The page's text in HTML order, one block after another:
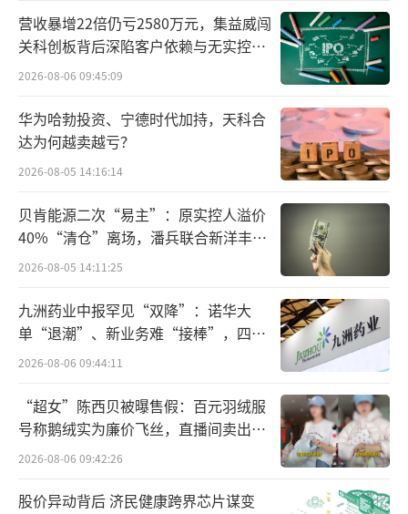
入与实际运营则由红叶超市负责。
在从业者看来，这一门店的开出对于两家
对于悦活里超市而言，与当地品牌合作开
店，减少了扩张的前期投入，使其能够以较低
成本进入全新市场，并且快速获得规模优势。
事实上，近年来包括雅斯超市、淘小胖在内的
多家连锁商超都选择了输出供应链。
对于红叶超市而言，借助更强的品牌影响
力和供应链优势，能够弥补商品、品牌打造等
方面的短板。再叠加对于当地消费习惯的熟
悉，以及长期经营中积累的固定客群，也能够
更好应对市场竞争。
就目前来看，悦活里·红叶超市也已经展
现出了较强的吸引力。
营收暴增22倍仍亏2580万元，集益威闯
关科创板背后深陷客户依赖与无实控人
困局
2026-08-06 09:45:09
华为哈勃投资、宁德时代加持，天科合
达为何越卖越亏？
2026-08-05 14:16:14
贝肯能源二次“易主”：原实控人溢价
40%“清仓”离场，潘兵联合新洋丰、
宏科百世拟入主
2026-08-05 14:11:25
九洲药业中报罕见“双降”：诺华大
单“退潮”、新业务难“接棒”，四大
难关待闯
2026-08-06 09:44:11
“超女”陈西贝被曝售假：百元羽绒服
号称鹅绒实为廉价飞丝，直播间卖出超
百万元
2026-08-06 09:42:26
股价异动背后 济民健康跨界芯片谋变